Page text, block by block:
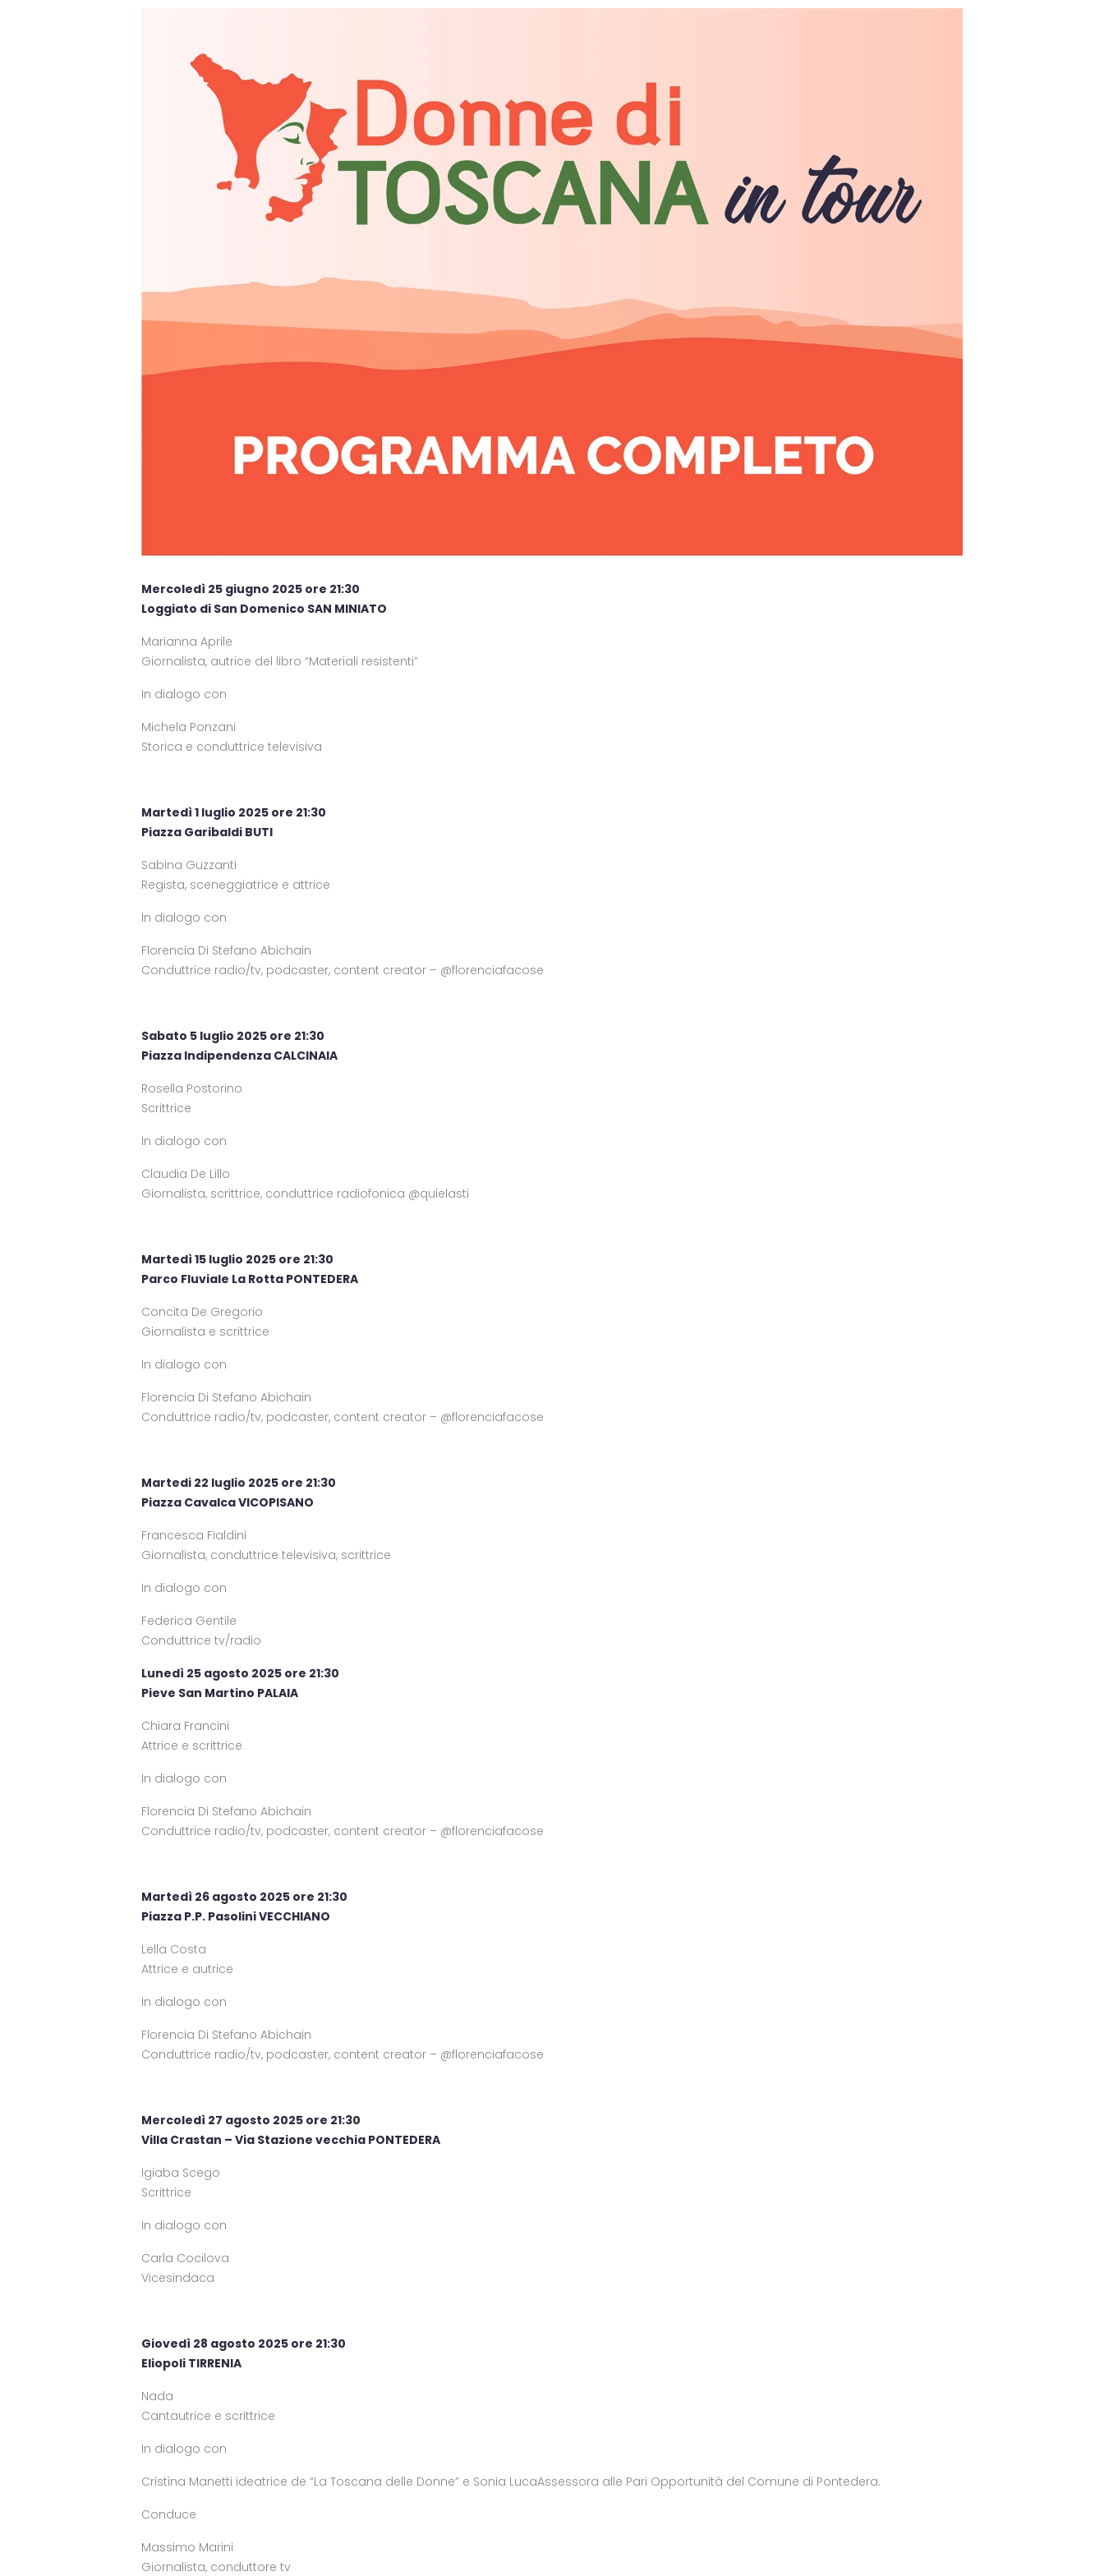
Mercoledì 25 giugno 2025 ore 21:30
Loggiato di San Domenico SAN MINIATO
Marianna Aprile
Giornalista, autrice del libro “Materiali resistenti”
In dialogo con
Michela Ponzani
Storica e conduttrice televisiva
Martedì 1 luglio 2025 ore 21:30
Piazza Garibaldi BUTI
Sabina Guzzanti
Regista, sceneggiatrice e attrice
In dialogo con
Florencia Di Stefano Abichain
Conduttrice radio/tv, podcaster, content creator – @florenciafacose
Sabato 5 luglio 2025 ore 21:30
Piazza Indipendenza CALCINAIA
Rosella Postorino
Scrittrice
In dialogo con
Claudia De Lillo
Giornalista, scrittrice, conduttrice radiofonica @quielasti
Martedì 15 luglio 2025 ore 21:30
Parco Fluviale La Rotta PONTEDERA
Concita De Gregorio
Giornalista e scrittrice
In dialogo con
Florencia Di Stefano Abichain
Conduttrice radio/tv, podcaster, content creator – @florenciafacose
Martedi 22 luglio 2025 ore 21:30
Piazza Cavalca VICOPISANO
Francesca Fialdini
Giornalista, conduttrice televisiva, scrittrice
In dialogo con
Federica Gentile
Conduttrice tv/radio
Lunedì 25 agosto 2025 ore 21:30
Pieve San Martino PALAIA
Chiara Francini
Attrice e scrittrice
In dialogo con
Florencia Di Stefano Abichain
Conduttrice radio/tv, podcaster, content creator – @florenciafacose
Martedì 26 agosto 2025 ore 21:30
Piazza P.P. Pasolini VECCHIANO
Lella Costa
Attrice e autrice
In dialogo con
Florencia Di Stefano Abichain
Conduttrice radio/tv, podcaster, content creator – @florenciafacose
Mercoledì 27 agosto 2025 ore 21:30
Villa Crastan – Via Stazione vecchia PONTEDERA
Igiaba Scego
Scrittrice
In dialogo con
Carla Cocilova
Vicesindaca
Giovedì 28 agosto 2025 ore 21:30
Eliopoli TIRRENIA
Nada
Cantautrice e scrittrice
In dialogo con
Cristina Manetti ideatrice de “La Toscana delle Donne” e Sonia LucaAssessora alle Pari Opportunità del Comune di Pontedera.
Conduce
Massimo Marini
Giornalista, conduttore tv